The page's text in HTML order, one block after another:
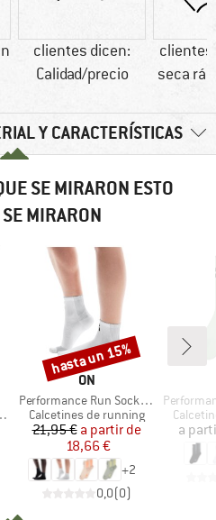
clientes dicen:
Calidad/precio
clientes
seca
Y CARACTERÍSTICAS
SE MIRARON ESTO
MIRARON
MARCA
ON
Artículo
Performance Run Sock Mid
Product group
Calcetines de running
Precio
21,95 € Precio reducido
a partir de
18,66 €
+2
0,0(0)
Descuento
hasta un 15%
Artículo
a